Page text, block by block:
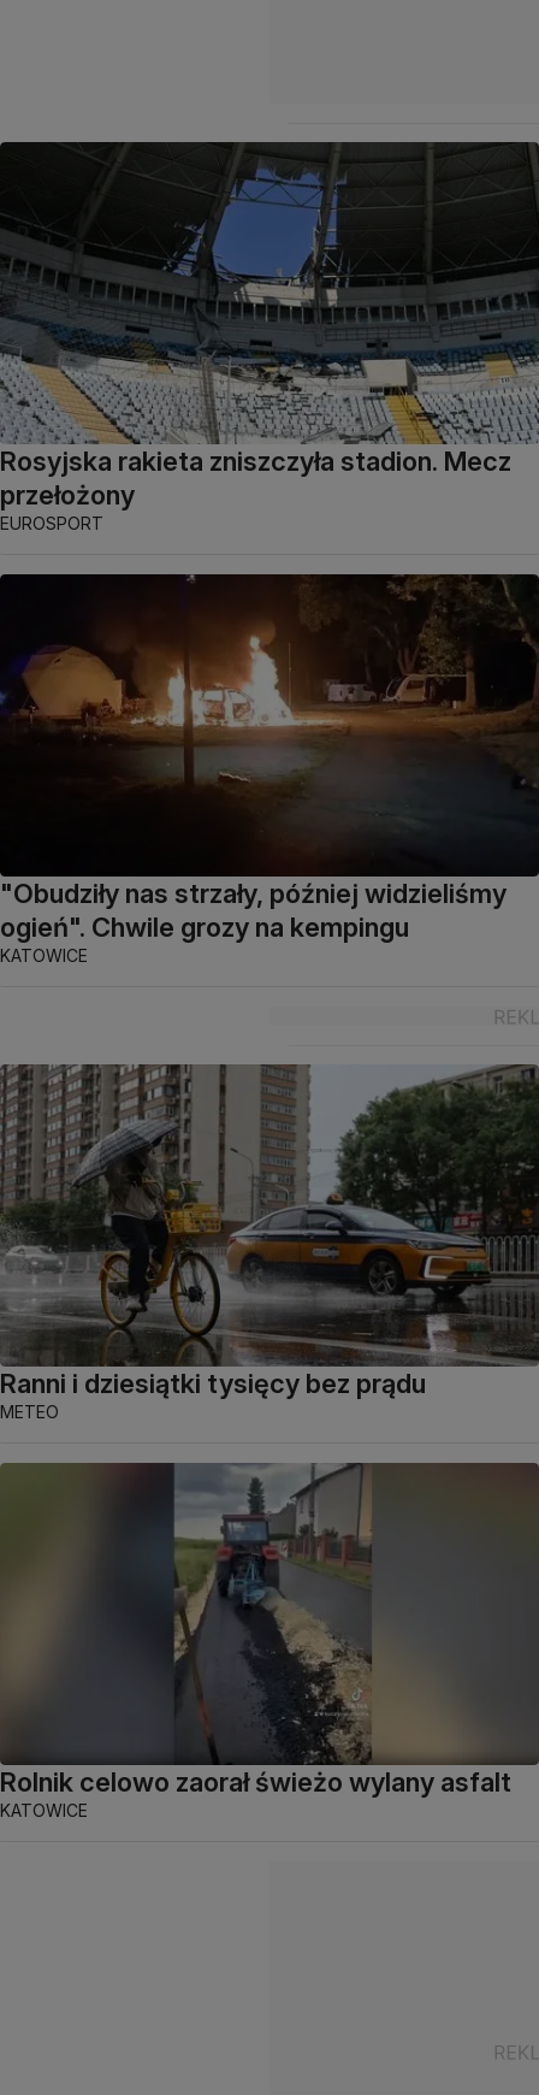
Rosyjska rakieta zniszczyła stadion. Mecz
przełożony
EUROSPORT
"Obudziły nas strzały, później widzieliśmy
ogień". Chwile grozy na kempingu
KATOWICE
Ranni i dziesiątki tysięcy bez prądu
METEO
Rolnik celowo zaorał świeżo wylany asfalt
KATOWICE